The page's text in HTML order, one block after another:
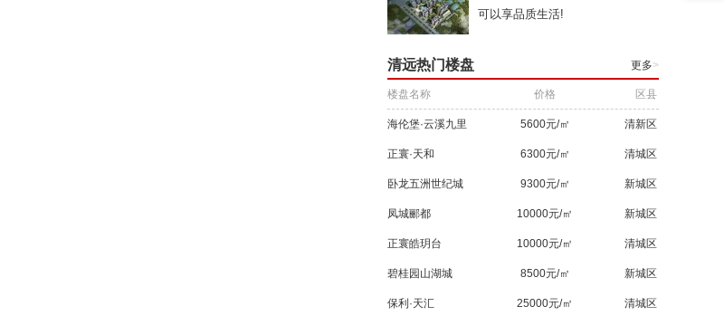
可以享品质生活!
清远热门楼盘 更多>
楼盘名称 价格 区县
海伦堡·云溪九里 5600元/㎡ 清新区
正寰·天和 6300元/㎡ 清城区
卧龙五洲世纪城 9300元/㎡ 新城区
凤城郦都 10000元/㎡ 新城区
正寰皓玥台 10000元/㎡ 清城区
碧桂园山湖城 8500元/㎡ 新城区
保利·天汇 25000元/㎡ 清城区